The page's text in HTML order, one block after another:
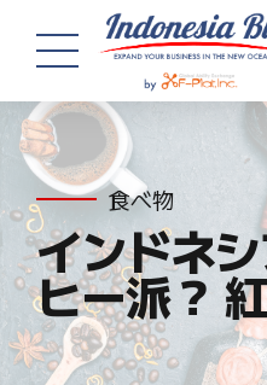
食べ物
インドネ
ヒー派？